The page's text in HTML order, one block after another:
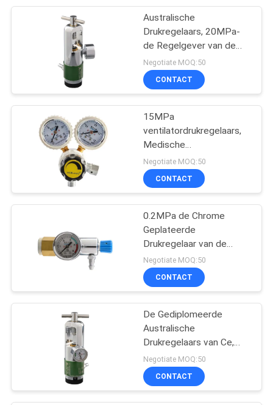
KWALITEITSCONTROLE
CONTACTEER
ONS
VERZOEK
CITAAT
SITEMAP
POLICY
Australische
Drukregelaars, 20MPa-
de Regelgever van de
Stroommaat
Negotiate MOQ:50
CONTACT
15MPa
ventilatordrukregelaars,
Medische
Gasregelgevers
Negotiate MOQ:50
CONTACT
0.2MPa de Chrome
Geplateerde
Drukregelaar van de
Koper Medische Lucht
Negotiate MOQ:50
CONTACT
De Gediplomeerde
Australische
Drukregelaars van Ce,
Medische
Zuurstofdrukregelaar
Negotiate MOQ:50
CONTACT